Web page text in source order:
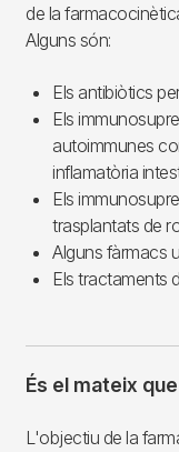
de la
Alguns són:
Els antibiòtics
Els
autoimmunes
inflamatòria
Els
trasplantats de
Alguns fàrmacs
Els tractaments
És el mateix
L'objectiu de la